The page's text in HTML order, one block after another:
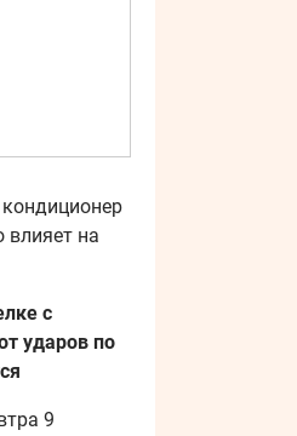
влияет на
с
ударов по
9